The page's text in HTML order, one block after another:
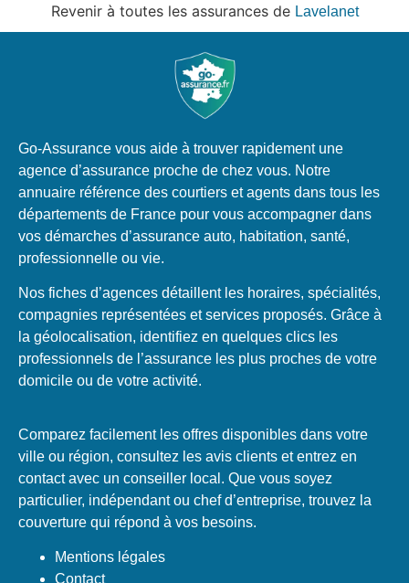
Revenir à toutes les assurances de Lavelanet
Go-Assurance vous aide à trouver rapidement une
agence d’assurance proche de chez vous. Notre
annuaire référence des courtiers et agents dans tous les
départements de France pour vous accompagner dans
vos démarches d’assurance auto, habitation, santé,
professionnelle ou vie.
Nos fiches d’agences détaillent les horaires, spécialités,
compagnies représentées et services proposés. Grâce à
la géolocalisation, identifiez en quelques clics les
professionnels de l’assurance les plus proches de votre
domicile ou de votre activité.
Comparez facilement les offres disponibles dans votre
ville ou région, consultez les avis clients et entrez en
contact avec un conseiller local. Que vous soyez
particulier, indépendant ou chef d’entreprise, trouvez la
couverture qui répond à vos besoins.
Mentions légales
Contact